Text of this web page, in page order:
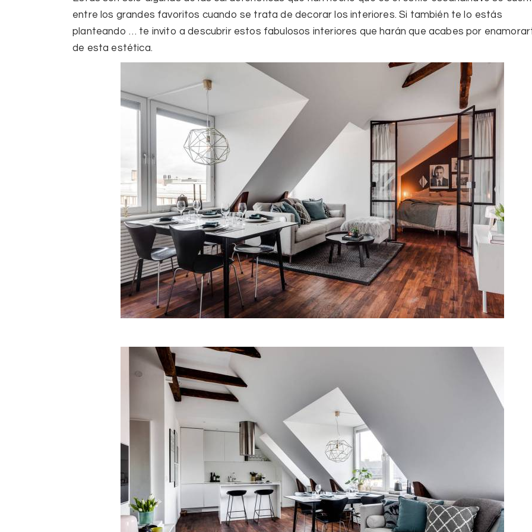
entre los grandes favoritos cuando se trata de decorar los interiores. Si también te lo estás
planteando … te invito a descubrir estos fabulosos interiores que harán que acabes por
de esta estética.